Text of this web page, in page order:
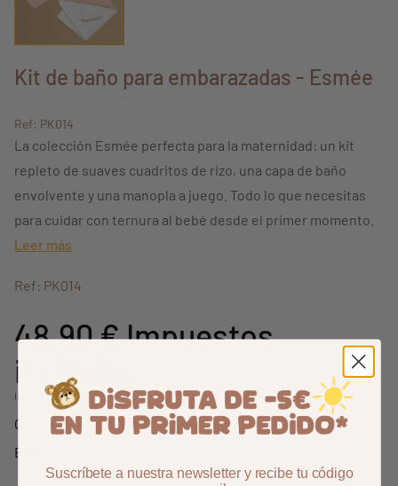
Kit de baño para embarazadas - Esmée
Ref: PK014
La colección Esmée perfecta para la maternidad: un kit
repleto de suaves cuadritos de rizo, una capa de baño
envolvente y una manopla a juego. Todo lo que necesitas
para cuidar con ternura al bebé desde el primer momento.
Leer más
Ref: PK014
48,90 €Impuestos
incluidos
Incluyendo 0,13 € para la ecotasa (no está incluido en el descuento)
Originalmente: 59,99 € -18,49%
En lugar de 49,18 €
Suscríbete a nuestra newsletter y recibe tu código